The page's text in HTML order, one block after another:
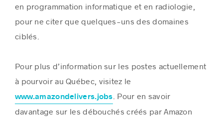
en programmation informatique et en radiologie,
pour ne citer que quelques-uns des domaines
ciblés.
Pour plus d’information sur les postes actuellement
à pourvoir au Québec, visitez le
www.amazondelivers.jobs . Pour en savoir
davantage sur les débouchés créés par Amazon